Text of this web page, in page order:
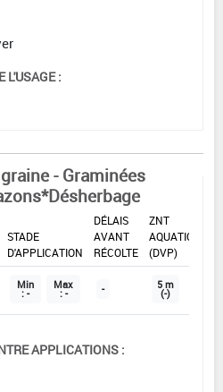
L'USAGE :
- Graminées
STADE
D'APPLICATION
DÉLAIS
AVANT
RÉCOLTE
ZNT
AQUATIQUE
(DVP)
Min
: -
Max
: - - 5 m
(-)
APPLICATIONS :